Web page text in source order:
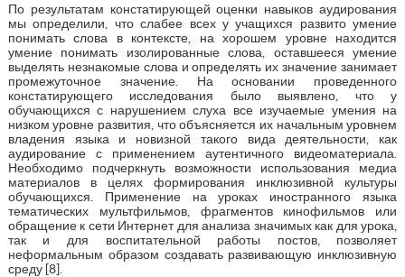
По результатам констатирующей оценки навыков аудирования
мы определили, что слабее всех у учащихся развито умение
понимать слова в контексте, на хорошем уровне находится
умение понимать изолированные слова, оставшееся умение
выделять незнакомые слова и определять их значение занимает
промежуточное значение. На основании проведенного
констатирующего исследования было выявлено, что у
обучающихся с нарушением слуха все изучаемые умения на
низком уровне развития, что объясняется их начальным уровнем
владения языка и новизной такого вида деятельности, как
аудирование с применением аутентичного видеоматериала.
Необходимо подчеркнуть возможности использования медиа
материалов в целях формирования инклюзивной культуры
обучающихся. Применение на уроках иностранного языка
тематических мультфильмов, фрагментов кинофильмов или
обращение к сети Интернет для анализа значимых как для урока,
так и для воспитательной работы постов, позволяет
неформальным образом создавать развивающую инклюзивную
среду [8].